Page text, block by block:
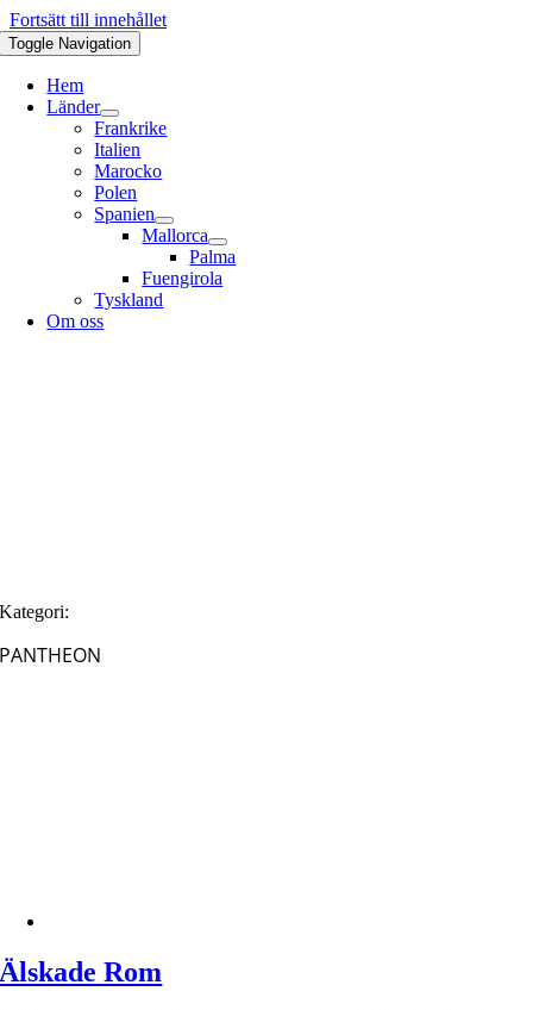
Fortsätt till innehållet
Toggle Navigation
Hem
Länder
Frankrike
Italien
Marocko
Polen
Spanien
Mallorca
Palma
Fuengirola
Tyskland
Om oss
Kategori:
PANTHEON
Älskade Rom